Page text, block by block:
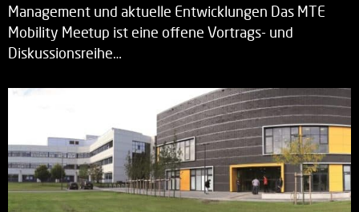
Management und aktuelle Entwicklungen Das MTE
Mobility Meetup ist eine offene Vortrags- und
Diskussionsreihe…